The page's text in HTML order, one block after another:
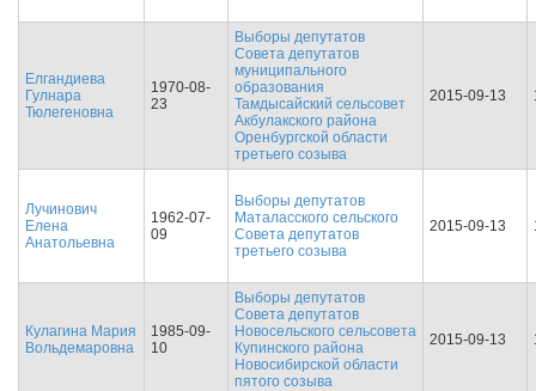
Елгандиева
Гулнара
Тюлегеновна
1970-08-
23
Выборы депутатов
Совета депутатов
муниципального
образования
Тамдысайский сельсовет
Акбулакского района
Оренбургской области
третьего созыва
2015-09-13
Лучинович
Елена
Анатольевна
1962-07-
09
Выборы депутатов
Маталасского сельского
Совета депутатов
третьего созыва
2015-09-13
Кулагина Мария
Вольдемаровна
1985-09-
10
Выборы депутатов
Совета депутатов
Новосельского сельсовета
Купинского района
Новосибирской области
пятого созыва
2015-09-13